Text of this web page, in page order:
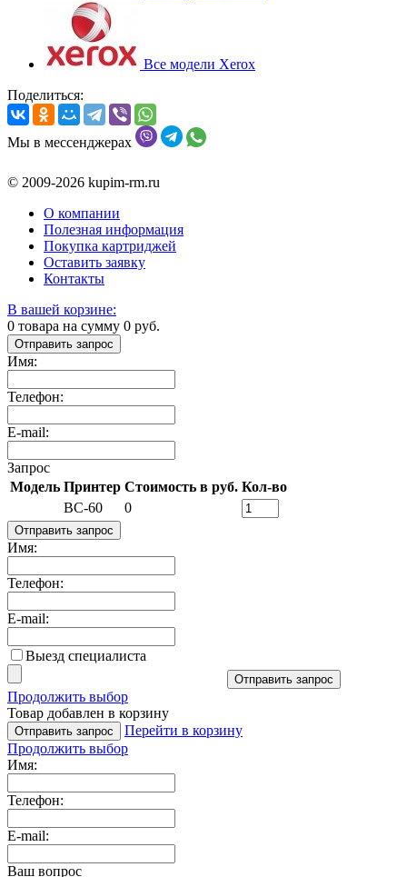
Все модели Xerox
Поделиться:
Мы в мессенджерах
© 2009-2026 kupim-rm.ru
О компании
Полезная информация
Покупка картриджей
Оставить заявку
Контакты
В вашей корзине:
0 товара на сумму 0 руб.
Отправить запрос
Имя:
Телефон:
E-mail:
Запрос
Модель Принтер Стоимость в руб. Кол-во
BC-60
0
Отправить запрос
Имя:
Телефон:
E-mail:
Выезд специалиста
Отправить запрос
Продолжить выбор
Товар добавлен в корзину
Отправить запрос
Перейти в корзину
Продолжить выбор
Имя:
Телефон:
E-mail:
Ваш вопрос